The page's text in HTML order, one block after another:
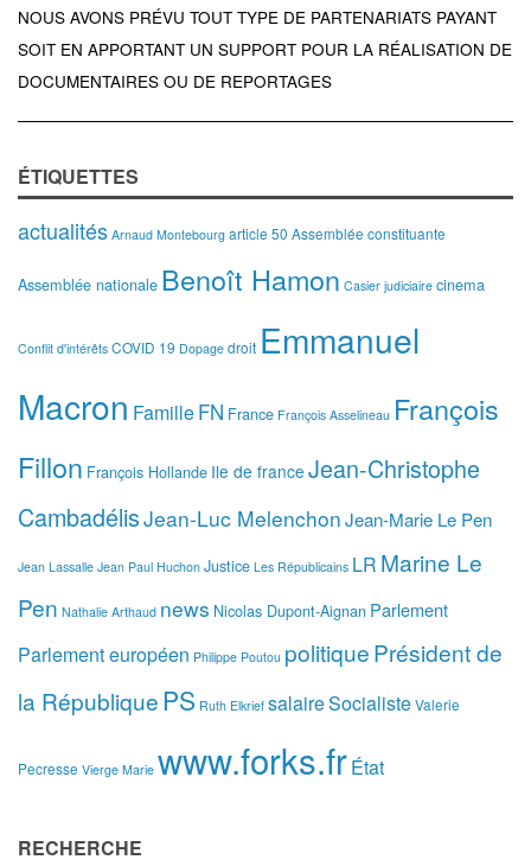
NOUS AVONS PRÉVU TOUT TYPE DE PARTENARIATS PAYANT
SOIT EN APPORTANT UN SUPPORT POUR LA RÉALISATION DE
DOCUMENTAIRES OU DE REPORTAGES
ÉTIQUETTES
actualités Arnaud Montebourg article 50 Assemblée constituante
Assemblée nationale Benoît Hamon Casier judiciaire cinema
Conflit d'intérêts COVID 19 Dopage droit Emmanuel
Macron FamilleFN France François Asselineau François
Fillon François Hollande Ile de france Jean-Christophe
CambadélisJean-Luc MelenchonJean-Marie Le Pen
Jean Lassalle Jean Paul Huchon Justice Les Républicains LR Marine Le
Pen Nathalie Arthaud news Nicolas Dupont-Aignan Parlement
Parlement européen Philippe Poutou politiquePrésident de
la République PS Ruth Elkrief salaireSocialisteValerie
Pecresse Vierge Marie www.forks.frÉtat
RECHERCHE